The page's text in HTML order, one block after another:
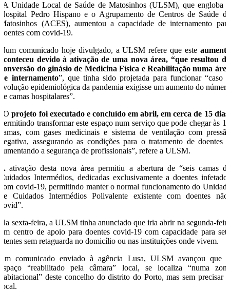
A Unidade Local de Saúde de Matosinhos (ULSM), que engloba o
Hospital Pedro Hispano e o Agrupamento de Centros de Saúde de
Matosinhos (ACES), aumentou a capacidade de internamento para
doentes com covid-19.
Num comunicado hoje divulgado, a ULSM refere que este aumento
aconteceu devido à ativação de uma nova área, “que resultou da
conversão do ginásio de Medicina Física e Reabilitação numa área
de internamento”, que tinha sido projetada para funcionar “caso a
evolução epidemiológica da pandemia exigisse um aumento do número
de camas hospitalares”.
“Oprojeto foi executado e concluído em abril, em cerca de 15 dias
permitindo transformar este espaço num serviço que pode chegar às 17
camas, com gases medicinais e sistema de ventilação com pressão
negativa, assegurando as condições para o tratamento de doentes e
aumentando a segurança de profissionais”, refere a ULSM.
A ativação desta nova área permitiu a abertura de “seis camas de
Cuidados Intermédios, dedicadas exclusivamente a doentes infetados
com covid-19, permitindo manter o normal funcionamento do Unidade
de Cuidados Intermédios Polivalente existente com doentes não-
covid”.
Na sexta-feira, a ULSM tinha anunciado que iria abrir na segunda-feira
um centro de apoio para doentes covid-19 com capacidade para sete
utentes sem retaguarda no domicílio ou nas instituições onde vivem.
Em comunicado enviado à agência Lusa, ULSM avançou que o
espaço “reabilitado pela câmara” local, se localiza “numa zona
habitacional” deste concelho do distrito do Porto, mas sem precisar o
local.